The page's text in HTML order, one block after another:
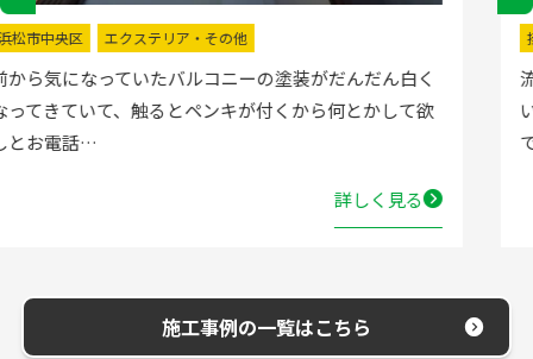
掛川市 水回りリフォーム
流し台の水栓が壊れたので直してほしいと弊社にお電話
いただきました。確認した所、水栓の吐水が落ちたよう
で取替する…
詳しく見る
施工事例の一覧はこちら